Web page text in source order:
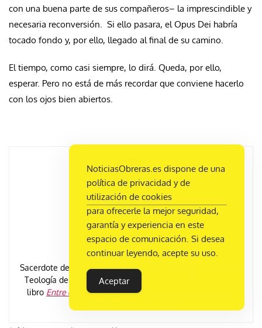
con una buena parte de sus compañeros– la imprescindible y
necesaria reconversión. Si ello pasara, el Opus Dei habría
tocado fondo y, por ello, llegado al final de su camino.
El tiempo, como casi siempre, lo dirá. Queda, por ello,
esperar. Pero no está de más recordar que conviene hacerlo
con los ojos bien abiertos.
Jesús Martínez Gordo
Sacerdote de Bilbao. Catedrático emérito en la Facultad de
Teologí­a del Norte de España (sede de Vitoria). Autor del
libro Entre el Tabor y el Calvario. Una espiritualidad «con
NoticiasObreras.es dispone de una
política de privacidad y de
utilización de cookies
para ofrecerle la mejor seguridad,
garantía y experiencia en este
espacio de comunicación. Si desea
continuar leyendo, acepte su uso.
Aceptar